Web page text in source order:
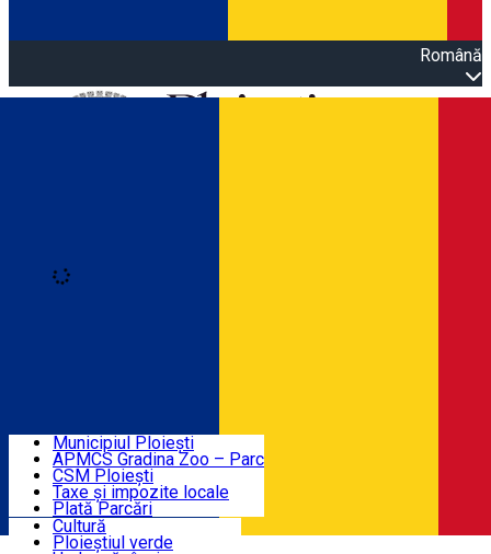
Română
Agenda evenimentelor
Știri Primărie
Turist în Ploiești
Contact
Municipiul Ploiești
APMCS Gradina Zoo – Parc
CSM Ploiești
Taxe și impozite locale
Plată Parcări
Cultură
Ploieștiul verde